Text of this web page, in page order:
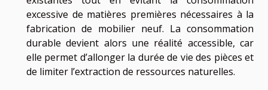
excessive de matières premières nécessaires à la
fabrication de mobilier neuf. La consommation
durable devient alors une réalité accessible, car
elle permet d’allonger la durée de vie des pièces et
de limiter l’extraction de ressources naturelles.